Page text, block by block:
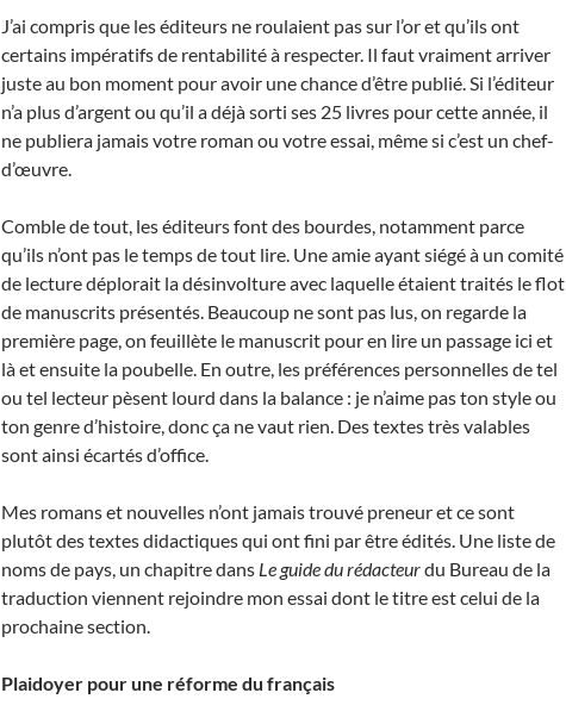
J’ai compris que les éditeurs ne roulaient pas sur l’or et qu’ils ont
certains impératifs de rentabilité à respecter. Il faut vraiment arriver
juste au bon moment pour avoir une chance d’être publié. Si l’éditeur
n’a plus d’argent ou qu’il a déjà sorti ses 25 livres pour cette année, il
ne publiera jamais votre roman ou votre essai, même si c’est un chef-
d’œuvre.
Comble de tout, les éditeurs font des bourdes, notamment parce
qu’ils n’ont pas le temps de tout lire. Une amie ayant siégé à un comité
de lecture déplorait la désinvolture avec laquelle étaient traités le flot
de manuscrits présentés. Beaucoup ne sont pas lus, on regarde la
première page, on feuillète le manuscrit pour en lire un passage ici et
là et ensuite la poubelle. En outre, les préférences personnelles de tel
ou tel lecteur pèsent lourd dans la balance : je n’aime pas ton style ou
ton genre d’histoire, donc ça ne vaut rien. Des textes très valables
sont ainsi écartés d’office.
Mes romans et nouvelles n’ont jamais trouvé preneur et ce sont
plutôt des textes didactiques qui ont fini par être édités. Une liste de
noms de pays, un chapitre dans Le guide du rédacteurdu Bureau de la
traduction viennent rejoindre mon essai dont le titre est celui de la
prochaine section.
Plaidoyer pour une réforme du français